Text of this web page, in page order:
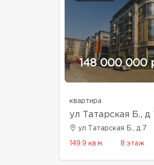
148 000 000
квартира
ул Татарская Б., д
ул Татарская Б., д 7
149.9 кв.м. 8 этаж